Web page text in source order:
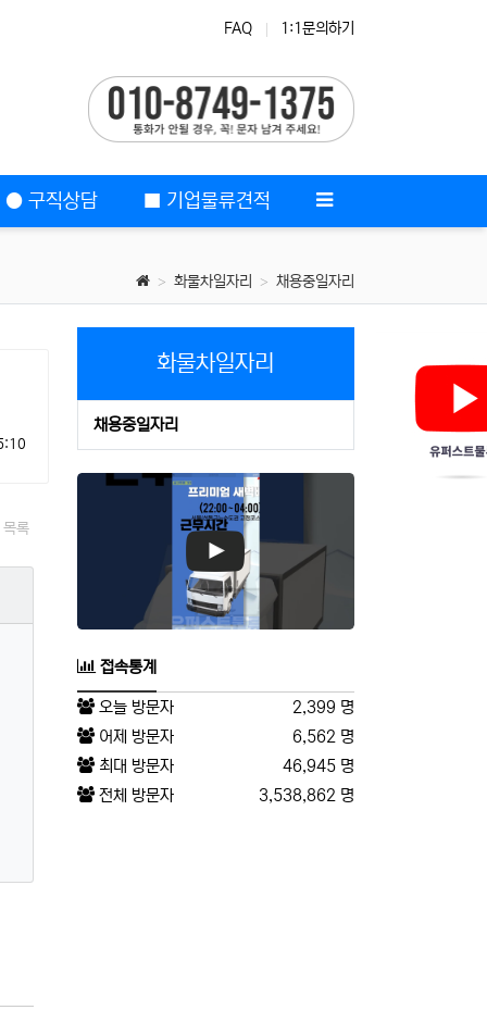
FAQ 1:1문의하기
● 구직상담 ■ 기업물류견적
화물차일자리 채용중일자리
목록
화물차일자리
채용중일자리
접속통계
오늘 방문자
2,399 명
어제 방문자
6,562 명
최대 방문자
46,945 명
전체 방문자
3,538,862 명